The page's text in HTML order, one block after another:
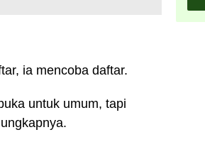
ia mencoba daftar.
untuk umum, tapi